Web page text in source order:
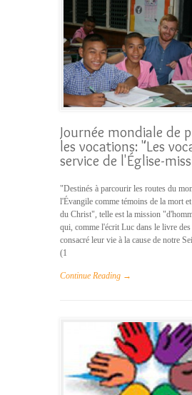
Journée mondiale de
les vocations: "Les
service de l'Église-
"Destinés à parcourir les routes du
l'Évangile comme témoins de la mort
du Christ", telle est la mission
qui, comme l'écrit Luc dans le livre
consacré leur vie à la cause de notre
(1
Continue Reading →